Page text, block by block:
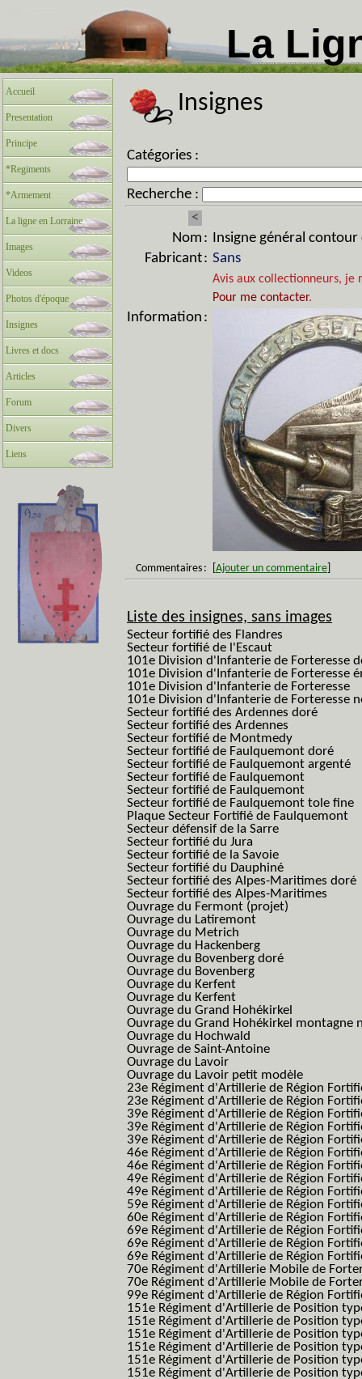
La
Accueil
Presentation
Principe
*Regiments
*Armement
La ligne en Lorraine
Images
Videos
Photos d'époque
Insignes
Livres et docs
Articles
Forum
Divers
Liens
Insignes
Catégories :
Recherche :
<
Nom : Insigne général
Fabricant: Sans
Avis aux collectionneurs,
Pour me contacter.
Information :
Commentaires : Ajouter un commentaire
Liste des insignes, sans images
Secteur fortifié des Flandres
Secteur fortifié de l'Escaut
101e Division d'Infanterie de Forteresse
101e Division d'Infanterie de Forteresse
101e Division d'Infanterie de Forteresse
101e Division d'Infanterie de Forteresse
Secteur fortifié des Ardennes doré
Secteur fortifié des Ardennes
Secteur fortifié de Montmedy
Secteur fortifié de Faulquemont doré
Secteur fortifié de Faulquemont argenté
Secteur fortifié de Faulquemont
Secteur fortifié de Faulquemont
Secteur fortifié de Faulquemont tole fine
Plaque Secteur Fortifié de Faulquemont
Secteur défensif de la Sarre
Secteur fortifié du Jura
Secteur fortifié de la Savoie
Secteur fortifié du Dauphiné
Secteur fortifié des Alpes-Maritimes doré
Secteur fortifié des Alpes-Maritimes
Ouvrage du Fermont (projet)
Ouvrage du Latiremont
Ouvrage du Metrich
Ouvrage du Hackenberg
Ouvrage du Bovenberg doré
Ouvrage du Bovenberg
Ouvrage du Kerfent
Ouvrage du Kerfent
Ouvrage du Grand Hohékirkel
Ouvrage du Grand Hohékirkel montagne
Ouvrage du Hochwald
Ouvrage de Saint-Antoine
Ouvrage du Lavoir
Ouvrage du Lavoir petit modèle
23e Régiment d'Artillerie de Région
23e Régiment d'Artillerie de Région
39e Régiment d'Artillerie de Région
39e Régiment d'Artillerie de Région
39e Régiment d'Artillerie de Région
46e Régiment d'Artillerie de Région
46e Régiment d'Artillerie de Région
49e Régiment d'Artillerie de Région
49e Régiment d'Artillerie de Région
59e Régiment d'Artillerie de Région
60e Régiment d'Artillerie de Région
69e Régiment d'Artillerie de Région
69e Régiment d'Artillerie de Région
69e Régiment d'Artillerie de Région
70e Régiment d'Artillerie Mobile de
70e Régiment d'Artillerie Mobile de
99e Régiment d'Artillerie de Région
151e Régiment d'Artillerie de Position
151e Régiment d'Artillerie de Position
151e Régiment d'Artillerie de Position
151e Régiment d'Artillerie de Position
151e Régiment d'Artillerie de Position
151e Régiment d'Artillerie de Position